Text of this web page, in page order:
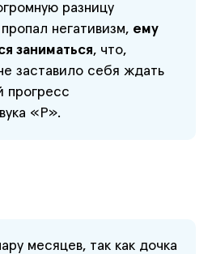
разницу
негативизм, ему
заниматься, что,
заставило себя ждать
прогресс
«Р».
месяцев, так как дочка